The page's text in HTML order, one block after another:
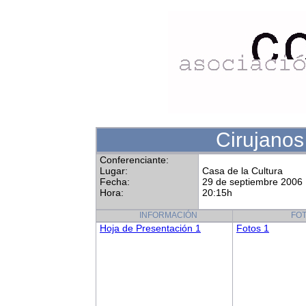
Conferenciante:
Lugar:
Fecha:
Hora:
Casa de la Cultura
29 de septiembre 2006
20:15h
INFORMACIÓN
Hoja de Presentación 1 Fotos 1